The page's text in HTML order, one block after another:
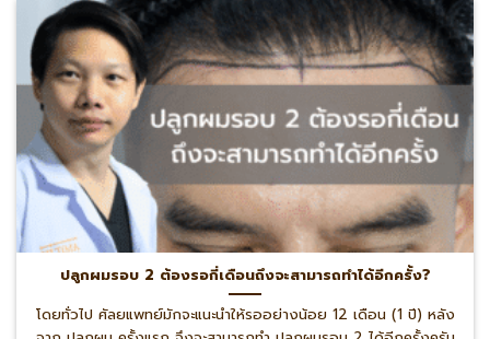
ปลูกผมรอบ 2 ต้องรอกี่เดือนถึงจะสามารถทำได้อีกครั้ง?
โดยทั่วไป ศัลยแพทย์มักจะแนะนำให้รออย่างน้อย 12 เดือน (1 ปี) หลัง